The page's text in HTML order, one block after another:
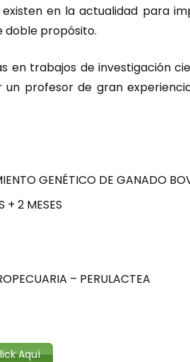
en la actualidad para
doble propósito.
en trabajos de investigación
profesor de gran
GENÉTICO DE GANADO
+ 2 MESES
– PERULACTEA
Aquí